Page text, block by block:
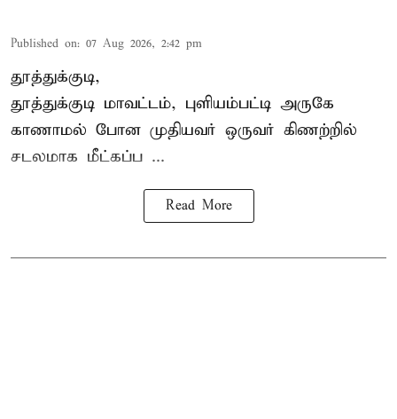
Published on: 07 Aug 2026, 2:42 pm
தூத்துக்குடி,
தூத்துக்குடி மாவட்டம், புளியம்பட்டி அருகே
காணாமல் போன முதியவர் ஒருவர் கிணற்றில்
சடலமாக மீட்கப்ப ...
Read More